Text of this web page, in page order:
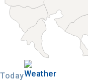
Today